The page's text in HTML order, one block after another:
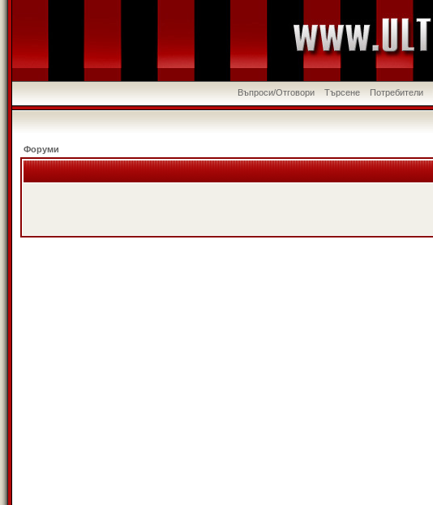
Въпроси/Отговори Търсене Потребители
Форуми